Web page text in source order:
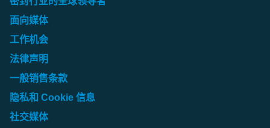
面向媒体
工作机会
法律声明
一般销售条款
隐私和 Cookie 信息
社交媒体